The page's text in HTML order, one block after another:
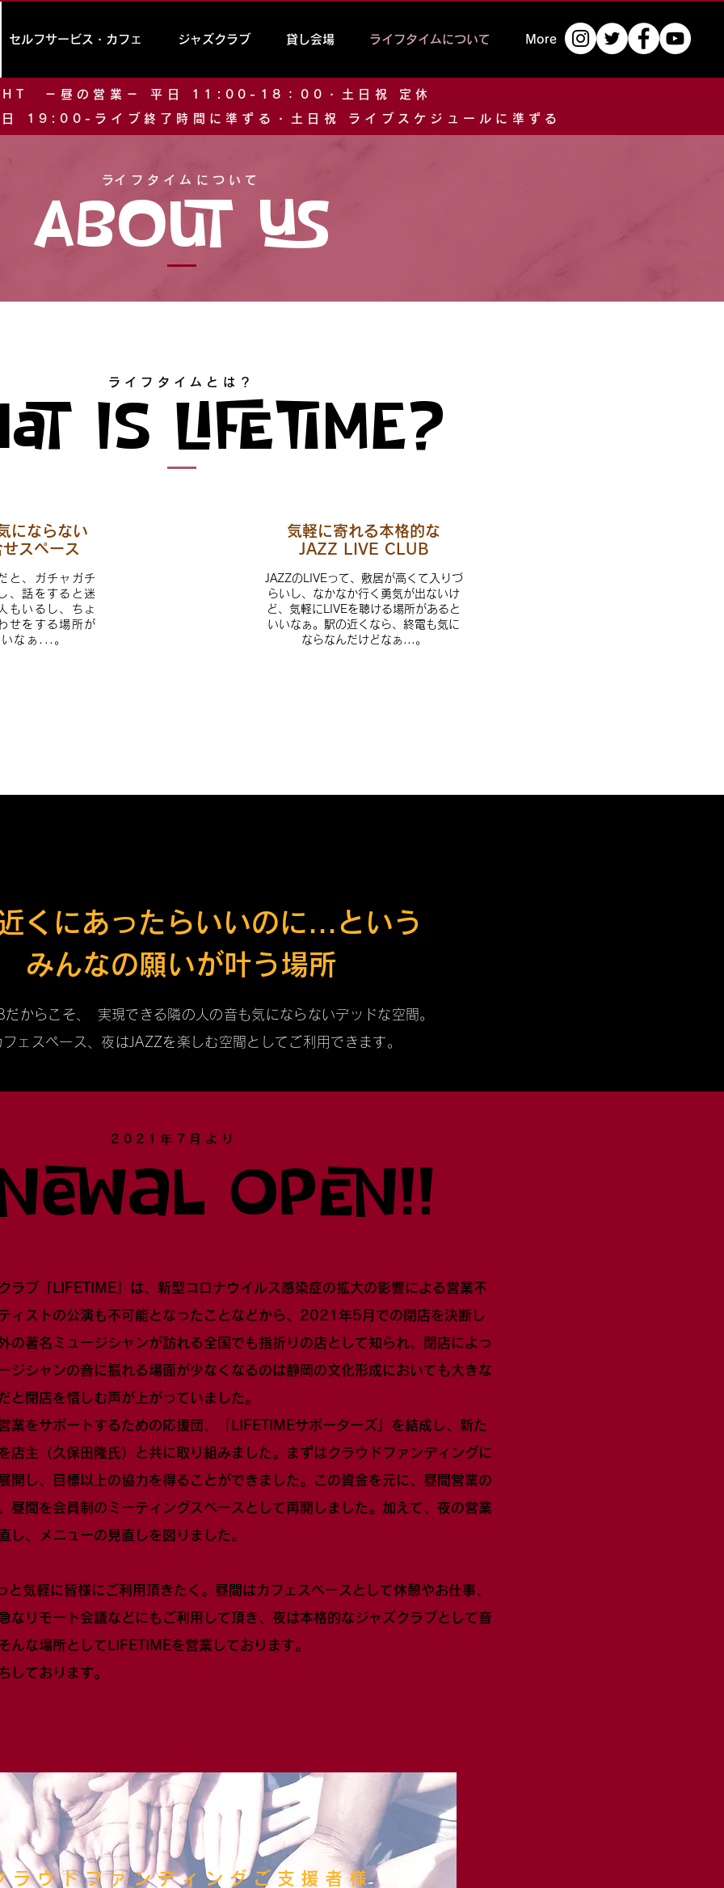
セルフサービス・カフェ ジャズクラブ 貸し会場 ライフタイムについて More
－昼の営業－ 平日 11:00-18：00・土日祝 定休
19:00-ライブ終了時間に準ずる・土日祝 ライブスケジュールに準ずる
​ライフタイムについて
About us
ライフタイムとは？
IS LIFETIME?
くにあったらいいのに...という
みんなの願いが叶う場所
からこそ、 実現できる隣の人の音も気にならないデッドな空間。
ェスペース、夜はJAZZを楽しむ空間としてご利用できます。
と、ガチャガチ
、話をすると迷
もいるし、ちょ
せをする場所が
なぁ...。
にならない
スペース
JAZZのLIVEって、敷居が高くて入りづ
らいし、なかなか行く勇気が出ないけ
ど、気軽にLIVEを聴ける場所があると
いいなぁ。駅の近くなら、終電も気に
ならなんだけどなぁ...。
気軽に寄れる​本格的な
JAZZ LIVE CLUB
2021年7月より​
Open!!
ラブ「LIFETIME」は、新型コロナウイルス感染症の拡大の影響による営業不
ィストの公演も不可能となったことなどから、2021年5月での閉店を決断し
の著名ミュージシャンが訪れる全国でも指折りの店として知られ、閉店によっ
ジシャンの音に振れる場面が少なくなるのは静岡の文化形成においても大きな
と閉店を惜しむ声が上がっていました。
業をサポートするための応援団、「LIFETIMEサポーターズ」を結成し、新た
店主（久保田隆氏）と共に取り組みました。まずはクラウドファンディングに
開し、目標以上の協力を得ることができました。この資金を元に、昼間営業の
昼間を会員制のミーティングスペースとして再開しました。加えて、夜の営業
し、メニューの見直しを図りました。
気軽に皆様にご利用頂きたく。昼間はカフェスペースとして休憩やお仕事、
なリモート会議などにもご利用して頂き、夜は本格的なジャズクラブとして音
んな場所としてLIFETIMEを営業しております。
しております。
ラウドファンディングご支援者様